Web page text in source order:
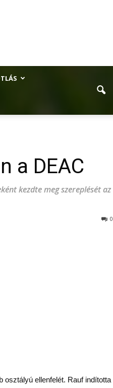
a DEAC
kezdte meg szereplését az
0
osztályú ellenfelét. Rauf indította